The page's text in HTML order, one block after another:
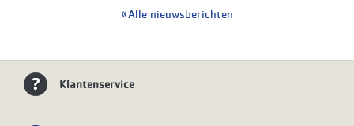
Alle nieuwsberichten
Klantenservice